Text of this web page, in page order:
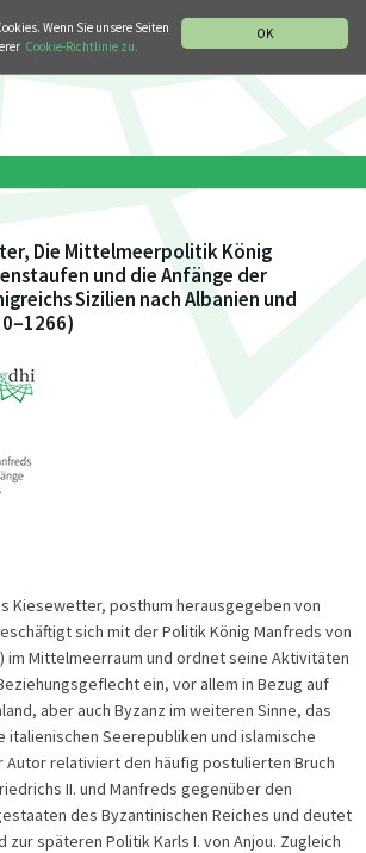
OK
Wenn Sie unsere Seiten
Cookie-Richtlinie zu.
Die Mittelmeerpolitik König
und die Anfänge der
Sizilien nach Albanien und
Kiesewetter, posthum herausgegeben von
sich mit der Politik König Manfreds von
im Mittelmeerraum und ordnet seine Aktivitäten
ein, vor allem in Bezug auf
aber auch Byzanz im weiteren Sinne, das
italienischen Seerepubliken und islamische
Autor relativiert den häufig postulierten Bruch
II. und Manfreds gegenüber den
des Byzantinischen Reiches und deutet
zur späteren Politik Karls I. von Anjou. Zugleich